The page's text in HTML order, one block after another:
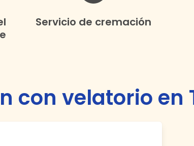
Servicio de cremación
con velatorio en